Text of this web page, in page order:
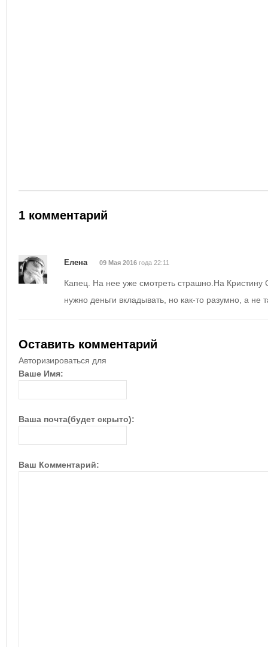
1 комментарий
Елена 09 Мая 2016 года 22:11
Капец. На нее уже смотреть страшно.На Кристину
нужно деньги вкладывать, но как-то разумно, а не
Оставить комментарий
Авторизироваться для
Ваше Имя:
Ваша почта(будет скрыто):
Ваш Комментарий: